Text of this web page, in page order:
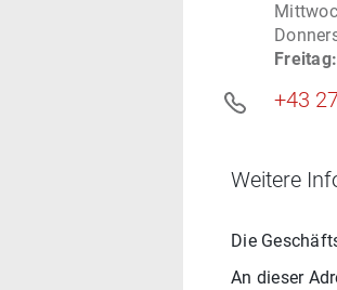
Freitag:
+43
Weitere
Die
An dieser